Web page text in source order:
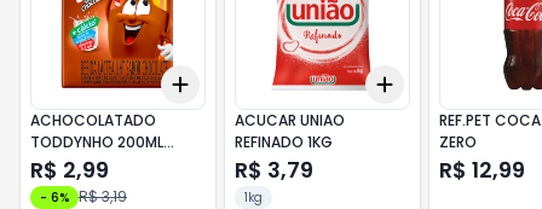
+10
Add
ACHOCOLATADO
TODDYNHO 200ML
CHOCOLATE
R$ 2,99
- 6% R$ 3,19
10
Add
ACUCAR UNIAO
REFINADO 1KG
R$ 3,79
1kg
REF.PET
ZERO
R$ 12,99